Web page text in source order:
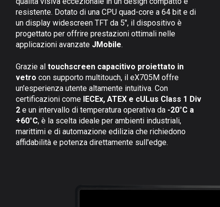
resistente. Dotato di una CPU quad-core a 64 bit e di
un display widescreen TFT da 5", il dispositivo è
progettato per offrire prestazioni ottimali nelle
applicazioni avanzate JMobile.
Grazie al touchscreen capacitivo proiettato in
vetro con supporto multitouch, il eX705M offre
un'esperienza utente altamente intuitiva. Con
certificazioni come IECEx, ATEX e cULus Class 1 Div
2 e un intervallo di temperatura operativa da -20°C a
+60°C, è la scelta ideale per ambienti industriali,
marittimi e di automazione edilizia che richiedono
affidabilità e potenza direttamente sull'edge.